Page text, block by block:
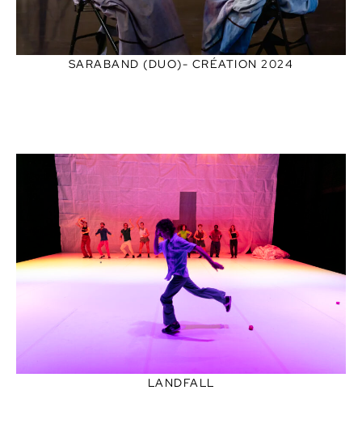
SARABAND (DUO)- CRÉATION 2024
LANDFALL